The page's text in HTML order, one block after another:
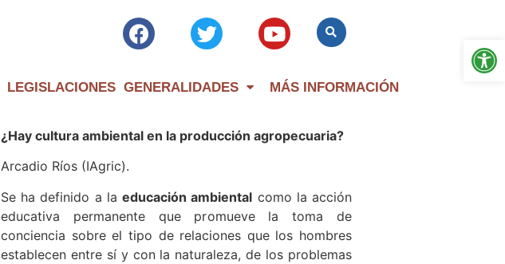
LEGISLACIONES GENERALIDADES MÁS INFORMACIÓN
¿Hay cultura ambiental en la producción agropecuaria?
Arcadio Ríos (IAgric).
Se ha definido a laeducación ambiental como la acción
educativa permanente que promueve la toma de
conciencia sobre el tipo de relaciones que los hombres
establecen entre sí y con la naturaleza, de los problemas